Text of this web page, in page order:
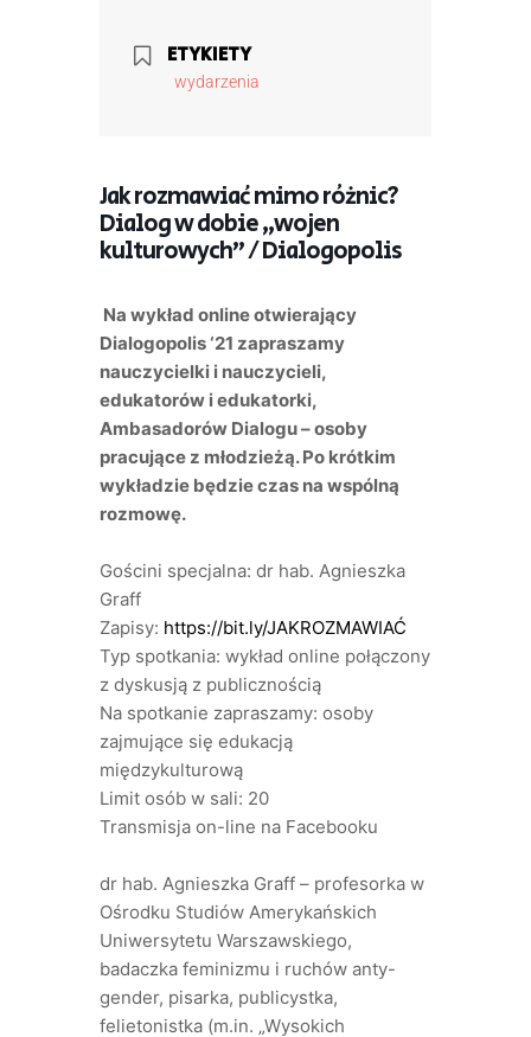
ETYKIETY
wydarzenia
Jak rozmawiać mimo różnic?
Dialog w dobie „wojen
kulturowych” / Dialogopolis
Na wykład online otwierający
Dialogopolis ‘21 zapraszamy
nauczycielki i nauczycieli,
edukatorów i edukatorki,
Ambasadorów Dialogu – osoby
pracujące z młodzieżą. Po krótkim
wykładzie będzie czas na wspólną
rozmowę.
Gościni specjalna: dr hab. Agnieszka
Graff
Zapisy: https://bit.ly/JAKROZMAWIAĆ
Typ spotkania: wykład online połączony
z dyskusją z publicznością
Na spotkanie zapraszamy: osoby
zajmujące się edukacją
międzykulturową
Limit osób w sali: 20
Transmisja on-line na Facebooku
dr hab. Agnieszka Graff – profesorka w
Ośrodku Studiów Amerykańskich
Uniwersytetu Warszawskiego,
badaczka feminizmu i ruchów anty-
gender, pisarka, publicystka,
felietonistka (m.in. „Wysokich